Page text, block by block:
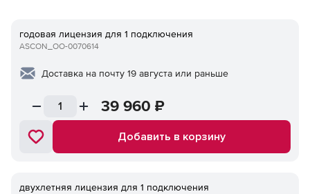
годовая лицензия для 1 подключения
ASCON_ОО-0070614
Доставка на почту 19 августа или раньше
39 960 ₽
Добавить в корзину
двухлетняя лицензия для 1 подключения